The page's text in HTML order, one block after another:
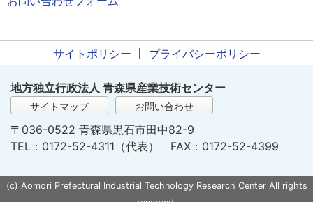
サイトポリシー プライバシーポリシー
地方独立行政法人 青森県産業技術センター
サイトマップ お問い合わせ
〒036-0522 青森県黒石市田中82-9
TEL：0172-52-4311（代表） FAX：0172-52-4399
(c) Aomori Prefectural Industrial Technology Research Center All rights